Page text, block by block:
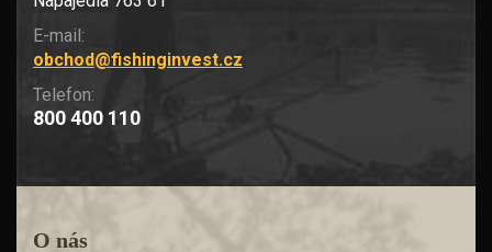
E-mail:
obchod@fishinginvest.cz
Telefon:
800 400 110
O nás